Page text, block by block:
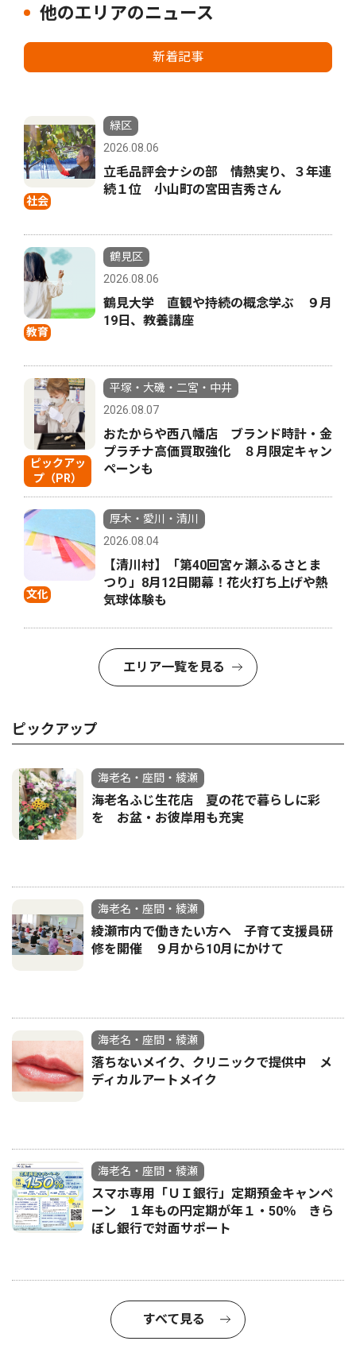
他のエリアのニュース
新着記事
社会
緑区
2026.08.06
立毛品評会ナシの部 情熱実り、３年連
続１位 小山町の宮田吉秀さん
教育
鶴見区
2026.08.06
鶴見大学 直観や持続の概念学ぶ ９月
19日、教養講座
ピックアッ
プ（PR）
平塚・大磯・二宮・中井
2026.08.07
おたからや西八幡店 ブランド時計・金
プラチナ高価買取強化 ８月限定キャン
ペーンも
文化
厚木・愛川・清川
2026.08.04
【清川村】「第40回宮ヶ瀬ふるさとま
つり」8月12日開幕！花火打ち上げや熱
気球体験も
エリア一覧を見る
ピックアップ
海老名・座間・綾瀬
海老名ふじ生花店 夏の花で暮らしに彩
を お盆・お彼岸用も充実
海老名・座間・綾瀬
綾瀬市内で働きたい方へ 子育て支援員研
修を開催 ９月から10月にかけて
海老名・座間・綾瀬
落ちないメイク、クリニックで提供中 メ
ディカルアートメイク
海老名・座間・綾瀬
スマホ専用「ＵＩ銀行」定期預金キャンペ
ーン １年もの円定期が年１・50％ きら
ぼし銀行で対面サポート
すべて見る